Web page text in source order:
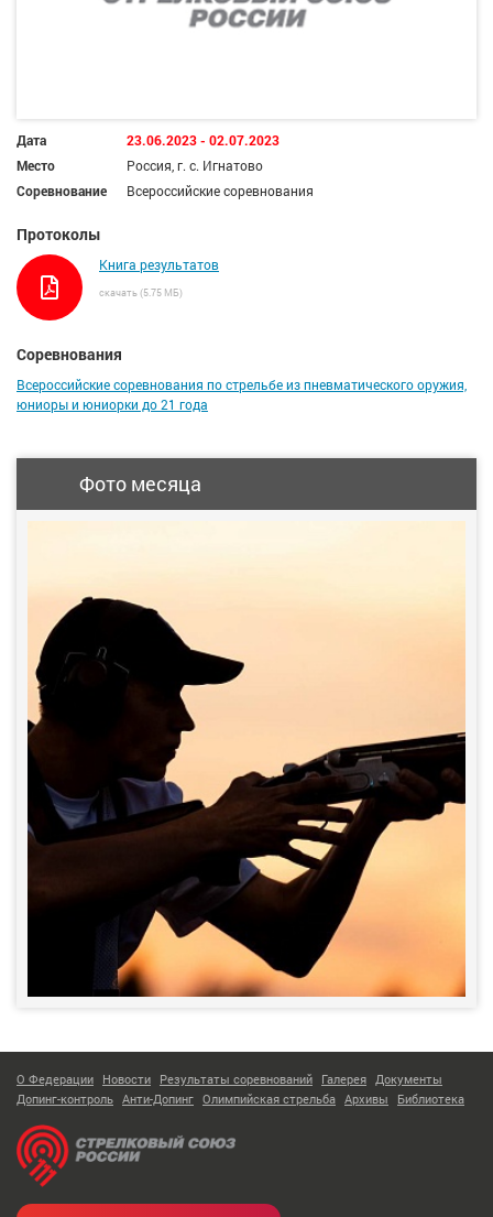
Дата
23.06.2023 - 02.07.2023
Место
Россия, г. с. Игнатово
Соревнование
Всероссийские соревнования
Протоколы
Книга результатов
скачать (5.75 МБ)
Соревнования
Всероссийские соревнования по стрельбе из пневматического оружия,
юниоры и юниорки до 21 года
Фото месяца
О Федерации Новости Результаты соревнований Галерея Документы
Допинг-контроль Анти-Допинг Олимпийская стрельба Архивы Библиотека